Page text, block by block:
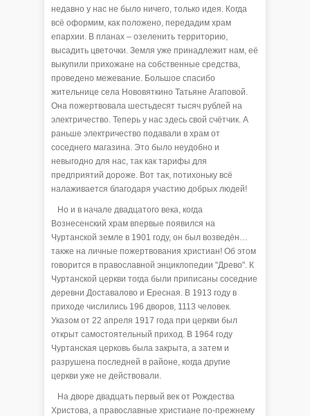
недавно у нас не было ничего, только идея. Когда
всё оформим, как положено, передадим храм
епархии. В планах – озеленить территорию,
высадить цветочки. Земля уже принадлежит нам, её
выкупили прихожане на собственные средства,
проведено межевание. Большое спасибо
жительнице села Нововяткино Татьяне Агаповой.
Она пожертвовала шестьдесят тысяч рублей на
электричество. Теперь у нас здесь свой счётчик. А
раньше электричество подавали в храм от
соседнего магазина. Это было неудобно и
невыгодно для нас, так как тарифы для
предприятий дороже. Вот так, потихоньку всё
налаживается благодаря участию добрых людей!
Но и в начале двадцатого века, когда
Вознесенский храм впервые появился на
Чуртанской земле в 1901 году, он был возведён…
также на личные пожертвования христиан! Об этом
говорится в православной энциклопедии "Древо". К
Чуртанской церкви тогда были приписаны соседние
деревни Доставалово и Ересная. В 1913 году в
приходе числились 196 дворов, 1113 человек.
Указом от 22 апреля 1917 года при церкви был
открыт самостоятельный приход. В 1964 году
Чуртанская церковь была закрыта, а затем и
разрушена последней в районе, когда другие
церкви уже не действовали.
На дворе двадцать первый век от Рождества
Христова, а православные христиане по-прежнему